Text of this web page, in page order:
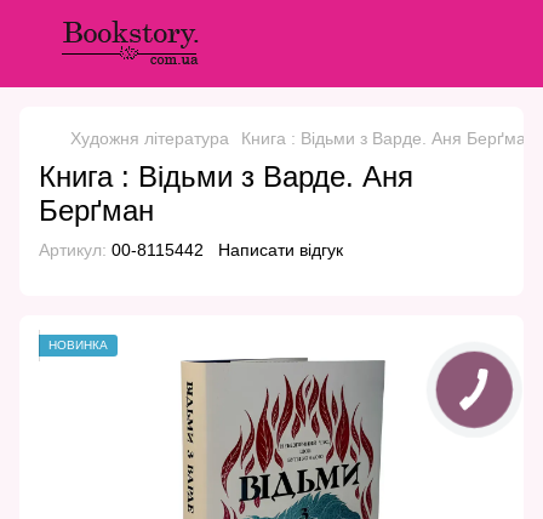
Художня література Книга : Відьми з Варде. Аня Берґман
Книга : Відьми з Варде. Аня
Берґман
Артикул: 00-8115442 Написати відгук
НОВИНКА